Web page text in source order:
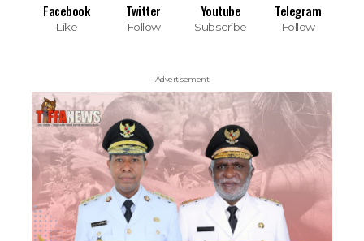
Facebook
Like
Twitter
Follow
Youtube
Subscribe
Telegram
Follow
- Advertisement -